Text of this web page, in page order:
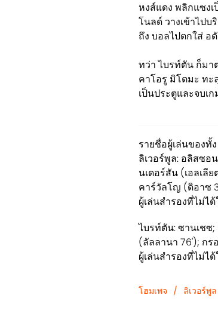
หงส์แดง พลิกแซงเ
โนลด์ วางเข้าไป
ถึง บอลไปตกใส่ อ
ทว่า ไบรท์ตัน ก็มา
คาโอรู มิโตมะ ทะ
เป็นประตูและจบเ
รายชื่อผู้เล่นของทั้
ลิเวอร์พูล: อลิสซอ
นเดอร์สัน (เอลเลี
คาร์วัลโญ (ดิอาซ
ผู้เล่นสำรองที่ไม่ไ
ไบรท์ตัน: ซานเชซ;
(ลัลลานา 76'); กร
ผู้เล่นสำรองที่ไม่ไ
โฮมเพจ / ลิเวอร์พูล